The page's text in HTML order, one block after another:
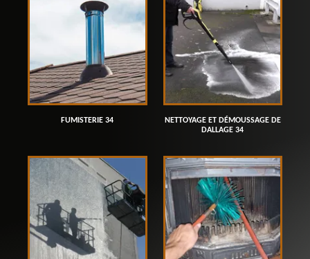
FUMISTERIE 34
NETTOYAGE ET DÉMOUSSAGE DE
DALLAGE 34